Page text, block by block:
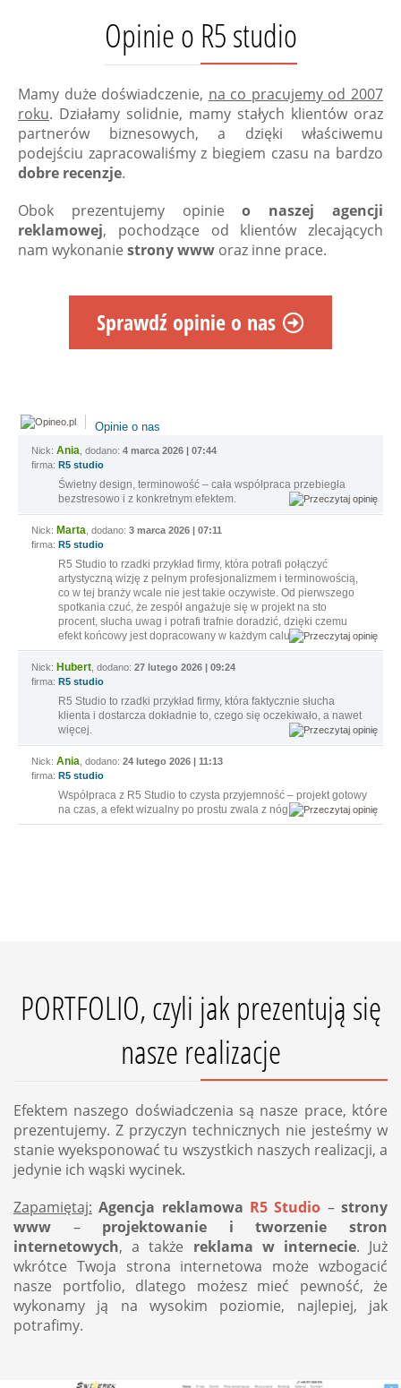
Opinie o R5 studio
Mamy duże doświadczenie, na co pracujemy od 2007
roku. Działamy solidnie, mamy stałych klientów oraz
partnerów biznesowych, a dzięki właściwemu
podejściu zapracowaliśmy z biegiem czasu na bardzo
dobre recenzje.
Obok prezentujemy opinieo naszej agencji
reklamowej, pochodzące od klientów zlecających
nam wykonanie strony www oraz inne prace.
Sprawdź opinie o nas
Opinie o nas
Nick: Ania , dodano: 4 marca 2026 | 07:44
firma: R5 studio
Świetny design, terminowość – cała współpraca przebiegła
bezstresowo i z konkretnym efektem.
Nick: Marta , dodano: 3 marca 2026 | 07:11
firma: R5 studio
R5 Studio to rzadki przykład firmy, która potrafi połączyć
artystyczną wizję z pełnym profesjonalizmem i terminowością,
co w tej branży wcale nie jest takie oczywiste. Od pierwszego
spotkania czuć, że zespół angażuje się w projekt na sto
procent, słucha uwag i potrafi trafnie doradzić, dzięki czemu
efekt końcowy jest dopracowany w każdym calu.
Nick: Hubert , dodano: 27 lutego 2026 | 09:24
firma: R5 studio
R5 Studio to rzadki przykład firmy, która faktycznie słucha
klienta i dostarcza dokładnie to, czego się oczekiwało, a nawet
więcej.
Nick: Ania , dodano: 24 lutego 2026 | 11:13
firma: R5 studio
Współpraca z R5 Studio to czysta przyjemność – projekt gotowy
na czas, a efekt wizualny po prostu zwala z nóg.
PORTFOLIO, czyli jak prezentują się
nasze realizacje
Efektem naszego doświadczenia są nasze prace, które
prezentujemy. Z przyczyn technicznych nie jesteśmy w
stanie wyeksponować tu wszystkich naszych realizacji, a
jedynie ich wąski wycinek.
Zapamiętaj: Agencja reklamowa R5 Studio –strony
www – projektowanie i tworzenie stron
internetowych, a także reklama w internecie. Już
wkrótce Twoja strona internetowa może wzbogacić
nasze portfolio, dlatego możesz mieć pewność, że
wykonamy ją na wysokim poziomie, najlepiej, jak
potrafimy.